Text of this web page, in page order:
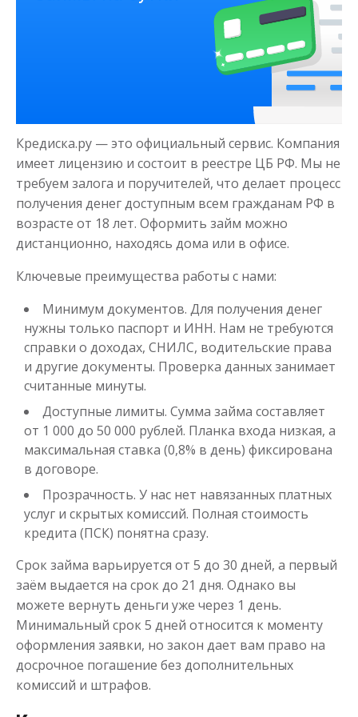
Срок от 1до 21 дня
Получить
Моментальный займ
Сумма
Получить
Одолжим до 30 дней
Срок от 1 до 30 дня
Кредиска.ру — это официальный сервис. Компания
имеет лицензию и состоит в реестре ЦБ РФ. Мы не
требуем залога и поручителей, что делает процесс
получения денег доступным всем гражданам РФ в
возрасте от 18 лет. Оформить займ можно
дистанционно, находясь дома или в офисе.
Ключевые преимущества работы с нами:
Минимум документов. Для получения денег
нужны только паспорт и ИНН. Нам не требуются
справки о доходах, СНИЛС, водительские права
и другие документы. Проверка данных занимает
считанные минуты.
Доступные лимиты. Сумма займа составляет
от 1 000 до 50 000 рублей. Планка входа низкая, а
максимальная ставка (0,8% в день) фиксирована
в договоре.
Прозрачность. У нас нет навязанных платных
услуг и скрытых комиссий. Полная стоимость
кредита (ПСК) понятна сразу.
Срок займа варьируется от 5 до 30 дней, а первый
заём выдается на срок до 21 дня. Однако вы
можете вернуть деньги уже через 1 день.
Минимальный срок 5 дней относится к моменту
оформления заявки, но закон дает вам право на
досрочное погашение без дополнительных
комиссий и штрафов.